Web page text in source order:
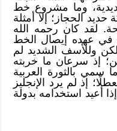
وما مشروع خط
الحجاز؛ إلا أمثلة
لقد كان رحمه الله
في عهده إيصال الخط
وللأسف الشديد لم
إذ سرعان ما خربته
سمي بالثورة العربية
إذ لم يرد الإنجليز
أعيد استخدامه بدولة